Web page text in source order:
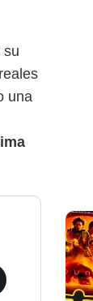
su
una